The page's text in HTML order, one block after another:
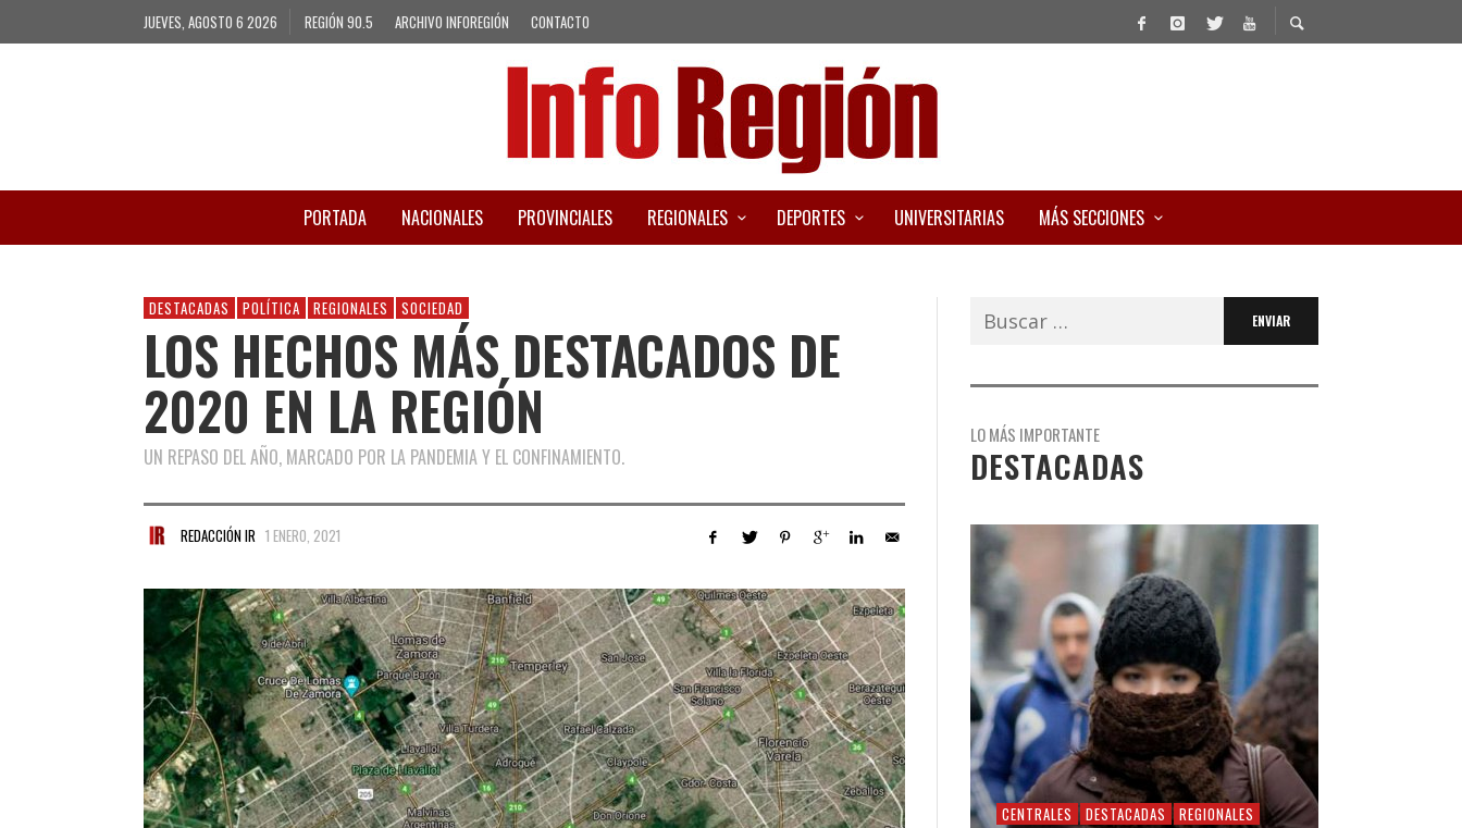
JUEVES, AGOSTO 6 2026 REGIÓN 90.5 ARCHIVO INFOREGIÓN CONTACTO
PORTADA NACIONALES PROVINCIALES REGIONALES DEPORTES UNIVERSITARIAS MÁS SECCIONES
DESTACADAS POLÍTICA REGIONALES SOCIEDAD
LOS HECHOS MÁS DESTACADOS DE
2020 EN LA REGIÓN
UN REPASO DEL AÑO, MARCADO POR LA PANDEMIA Y EL CONFINAMIENTO.
REDACCIÓN IR 1 ENERO, 2021
Buscar:
LO MÁS IMPORTANTE
DESTACADAS
CENTRALES DESTACADAS REGIONALES